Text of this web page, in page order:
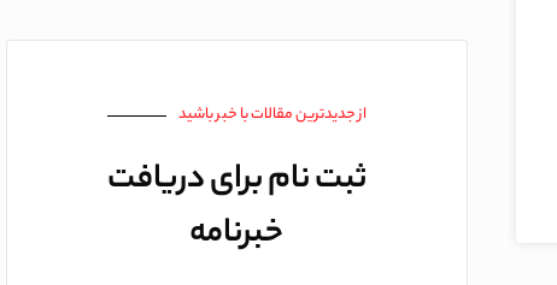
از جدیدترین‌ مقالات با خبر باشید
ثبت نام برای دریافت
خبرنامه